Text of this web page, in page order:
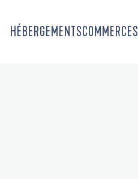
HÉBERGEMENTSCOMMERCES